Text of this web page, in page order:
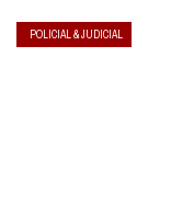
POLICIAL & JUDICIAL